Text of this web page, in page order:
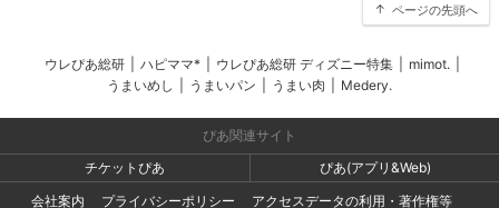
ページの先頭へ
ウレぴあ総研 ハピママ* ウレぴあ総研 ディズニー特集 mimot.
うまいめし
うまいパン うまい肉 Medery.
ぴあ関連サイト
チケットぴあ
ぴあ(アプリ&Web)
会社案内
プライバシーポリシー アクセスデータの利用・著作権等